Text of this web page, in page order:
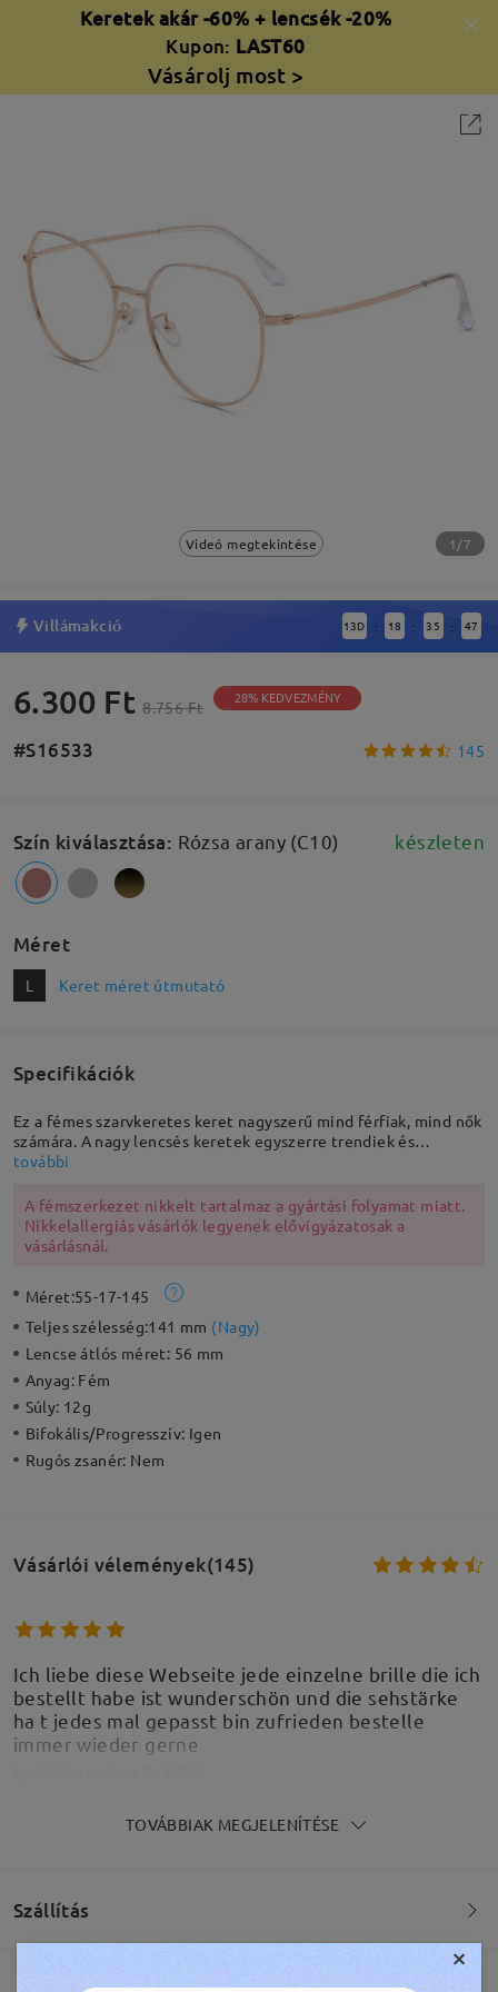
Keretek akár -60% + lencsék -20%
Kupon: LAST60
Vásárolj most >
Videó megtekintése 1/7
Villámakció 13D : 18 : 35 : 46
6.300 Ft 8.756 Ft 28% KEDVEZMÉNY
#S16533 145
Szín kiválasztása: Rózsa arany (C10) készleten
Méret
L Keret méret útmutató
Specifikációk
Ez a fémes szarvkeretes keret nagyszerű mind férfiak, mind nők
számára. A nagy lencsés keretek egyszerre trendiek és
klasszikusak, míg a rendkívül könnyű kialakítás biztosítja, hogy
alkalmazkodó keret is, amely illik a laza és a formális
öltözetekhez.
további
A fémszerkezet nikkelt tartalmaz a gyártási folyamat miatt.
Nikkelallergiás vásárlók legyenek elővigyázatosak a
vásárlásnál.
Méret:55-17-145
Teljes szélesség:141 mm (Nagy)
Lencse átlós méret: 56 mm
Anyag: Fém
Súly: 12g
Bifokális/Progresszív: Igen
Rugós zsanér: Nem
Vásárlói vélemények(145)
Ich liebe diese Webseite jede einzelne brille die ich
bestellt habe ist wunderschön und die sehstärke
ha t jedes mal gepasst bin zufrieden bestelle
immer wieder gerne
Tolle Qulität der Brille. Würd ich jederzeit wieder
bestellen
by on Jun 21 , 2026
TOVÁBBIAK MEGJELENÍTÉSE
Szállítás
×